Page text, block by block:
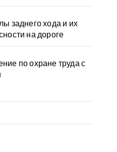
заднего хода и их
на дороге
по охране труда с